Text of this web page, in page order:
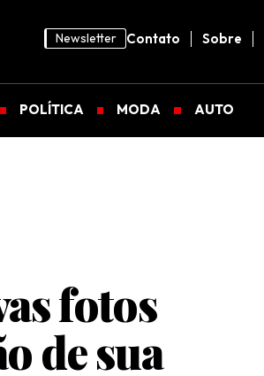
Newsletter Contato Sobre
POLÍTICA MODA AUTO
fotos
de sua